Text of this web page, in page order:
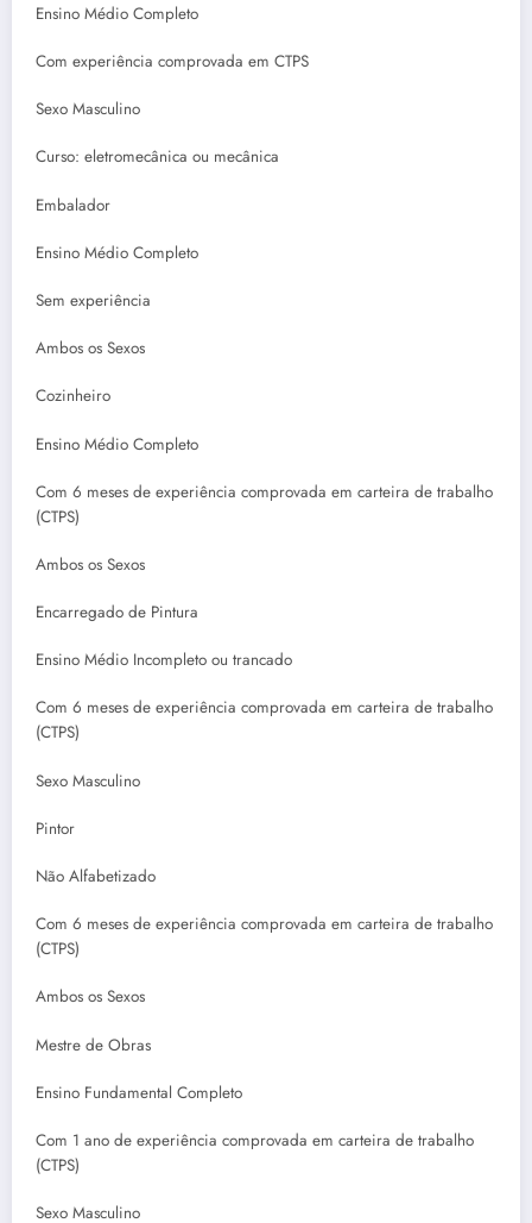
Ensino Médio Completo
Com experiência comprovada em CTPS
Sexo Masculino
Curso: eletromecânica ou mecânica
Embalador
Ensino Médio Completo
Sem experiência
Ambos os Sexos
Cozinheiro
Ensino Médio Completo
Com 6 meses de experiência comprovada em carteira de trabalho
(CTPS)
Ambos os Sexos
Encarregado de Pintura
Ensino Médio Incompleto ou trancado
Com 6 meses de experiência comprovada em carteira de trabalho
(CTPS)
Sexo Masculino
Pintor
Não Alfabetizado
Com 6 meses de experiência comprovada em carteira de trabalho
(CTPS)
Ambos os Sexos
Mestre de Obras
Ensino Fundamental Completo
Com 1 ano de experiência comprovada em carteira de trabalho
(CTPS)
Sexo Masculino